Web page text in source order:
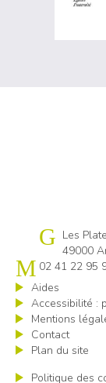
Cap emploi
Les
49000
02 41 22 95
Aides
Accessibilité :
Mentions
Contact
Plan du site
Politique des